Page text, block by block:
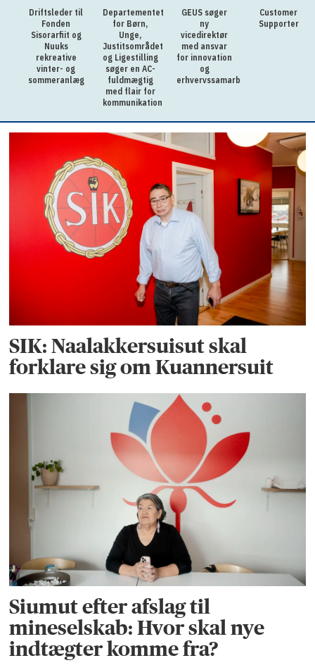
Departementet
for Børn,
Unge,
Justitsområdet
og Ligestilling
søger en AC-
fuldmægtig
GEUS søger
ny
vicedirektør
med ansvar
for innovation
og
erhvervssamarbejde
Customer
Supporter
Vil du være
med til at
SIK: Naalakkersuisut skal
forklare sig om Kuannersuit
Siumut efter afslag til
mineselskab: Hvor skal nye
indtægter komme fra?